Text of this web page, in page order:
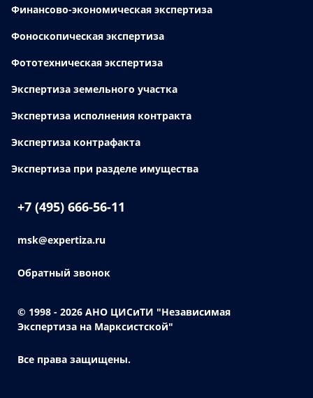
Финансово-экономическая экспертиза
Фоноскопическая экспертиза
Фототехническая экспертиза
Экспертиза земельного участка
Экспертиза исполнения контракта
Экспертиза контрафакта
Экспертиза при разделе имущества
+7 (495) 666-56-11
msk@expertiza.ru
Обратный звонок
© 1998 - 2026 АНО ЦИСиТИ "Независимая
Экспертиза на Марксистской"
Все права защищены.